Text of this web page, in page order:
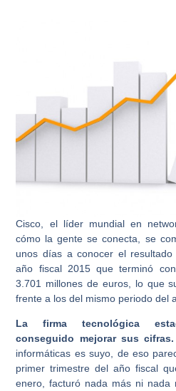
Cisco, el líder mundial en
cómo la gente se conecta, se
unos días a conocer el
año fiscal 2015 que terminó
3.701 millones de euros, lo que
frente a los del mismo periodo del
La firma tecnológica
conseguido mejorar sus cifras.
informáticas es suyo, de eso
primer trimestre del año fiscal
enero, facturó nada más ni nada